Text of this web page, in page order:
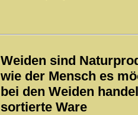
Weiden sind
wie der Mensch es
bei den Weiden
sortierte Ware